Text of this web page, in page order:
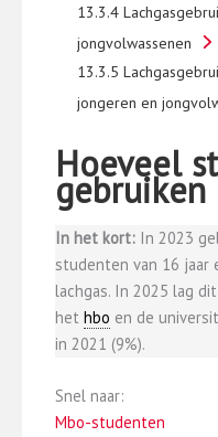
13.3.4
jongvolwassenen
13.3.5
jongeren en
Hoeveel
gebruiken
In het kort: In 2023
studenten van 16 jaar
lachgas. In 2025 lag
het hbo en de
in 2021 (9%).
Snel naar:
Mbo-studenten